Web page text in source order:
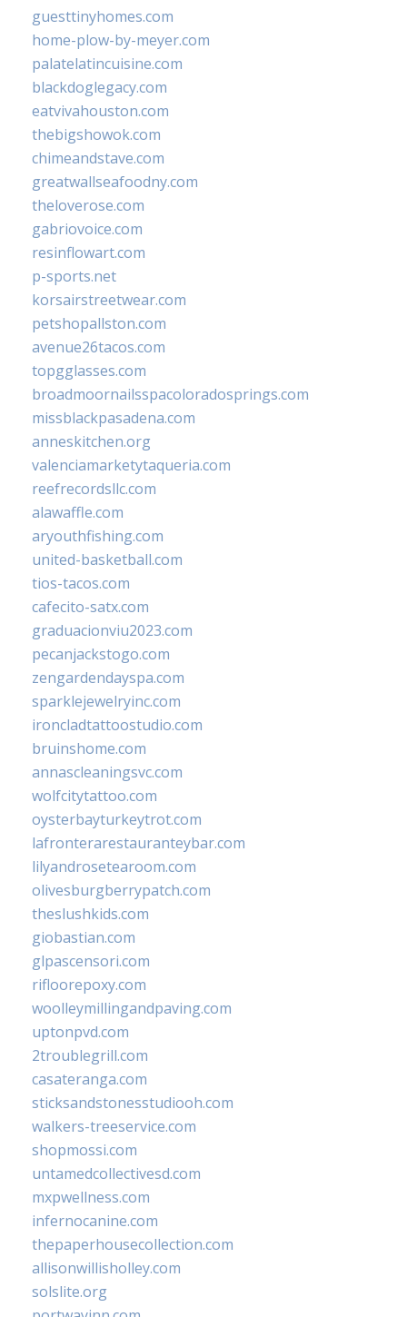
guesttinyhomes.com
home-plow-by-meyer.com
palatelatincuisine.com
blackdoglegacy.com
eatvivahouston.com
thebigshowok.com
chimeandstave.com
greatwallseafoodny.com
theloverose.com
gabriovoice.com
resinflowart.com
p-sports.net
korsairstreetwear.com
petshopallston.com
avenue26tacos.com
topgglasses.com
broadmoornailsspacoloradosprings.com
missblackpasadena.com
anneskitchen.org
valenciamarketytaqueria.com
reefrecordsllc.com
alawaffle.com
aryouthfishing.com
united-basketball.com
tios-tacos.com
cafecito-satx.com
graduacionviu2023.com
pecanjackstogo.com
zengardendayspa.com
sparklejewelryinc.com
ironcladtattoostudio.com
bruinshome.com
annascleaningsvc.com
wolfcitytattoo.com
oysterbayturkeytrot.com
lafronterarestauranteybar.com
lilyandrosetearoom.com
olivesburgberrypatch.com
theslushkids.com
giobastian.com
glpascensori.com
rifloorepoxy.com
woolleymillingandpaving.com
uptonpvd.com
2troublegrill.com
casateranga.com
sticksandstonesstudiooh.com
walkers-treeservice.com
shopmossi.com
untamedcollectivesd.com
mxpwellness.com
infernocanine.com
thepaperhousecollection.com
allisonwillisholley.com
solslite.org